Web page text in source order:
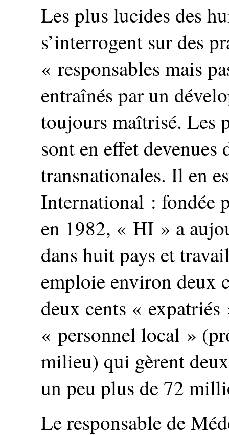
Les plus lucides des
s’interrogent sur des
« responsables mais
entraînés par un
toujours maîtrisé. Les
sont en effet devenues
transnationales. Il en
International : fondée
en 1982, « HI » a
dans huit pays et
emploie environ deux
deux cents «
« personnel local »
milieu) qui gèrent
un peu plus de 72
Le responsable de